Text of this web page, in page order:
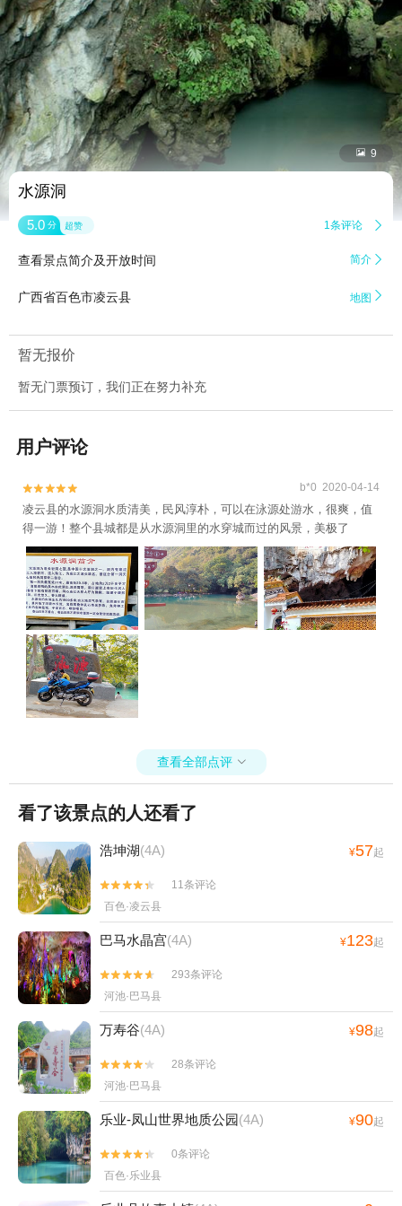
 9
水源洞
5.0 分 超赞 1条评论 
查看景点简介及开放时间 简介 
广西省百色市凌云县 地图 
暂无报价
暂无门票预订，我们正在努力补充
用户评论

 b*0 2020-04-14
凌云县的水源洞水质清美，民风淳朴，可以在泳源处游水，很爽，值
得一游！整个县城都是从水源洞里的水穿城而过的风景，美极了
查看全部点评 
看了该景点的人还看了
浩坤湖(4A) ¥57起


11条评论
百色·凌云县
巴马水晶宫(4A) ¥123起


293条评论
河池·巴马县
万寿谷(4A) ¥98起


28条评论
河池·巴马县
乐业-凤山世界地质公园(4A) ¥90起


0条评论
百色·乐业县
